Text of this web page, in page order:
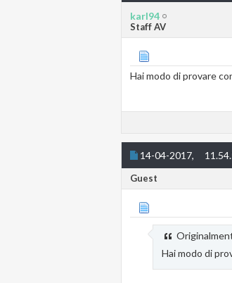
karl94
Staff AV
Hai modo di provare
14-04-2017,
Guest
Hai modo di